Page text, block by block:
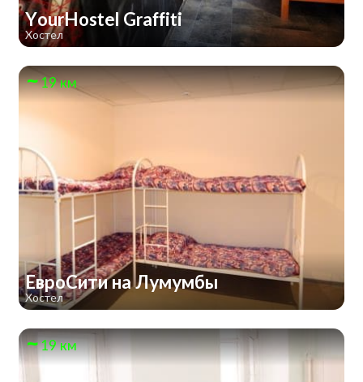
YourHostel Graffiti
Хостел
19 км
ЕвроСити на Лумумбы
Хостел
19 км